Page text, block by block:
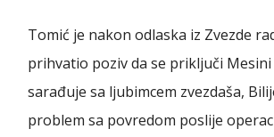
Tomić je nakon odlaska iz Zvezde
prihvatio poziv da se priključi
sarađuje sa ljubimcem zvezdaša,
problem sa povredom poslije